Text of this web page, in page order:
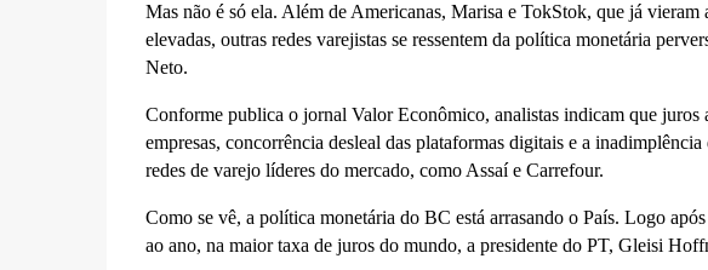
Mas não é só ela. Além de Americanas, Marisa e TokStok, que já
elevadas, outras redes varejistas se ressentem da política monetária
Neto.
Conforme publica o jornal Valor Econômico, analistas indicam que juros
empresas, concorrência desleal das plataformas digitais e a
redes de varejo líderes do mercado, como Assaí e Carrefour.
Como se vê, a política monetária do BC está arrasando o País. Logo
ao ano, na maior taxa de juros do mundo, a presidente do PT, Gleisi